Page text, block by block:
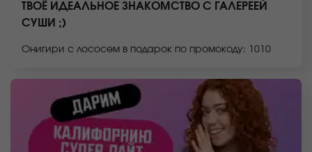
ТВОЁ ИДЕАЛЬНОЕ ЗНАКОМСТВО С ГАЛЕРЕЕЙ
СУШИ ;)
Онигири с лососем в подарок по промокоду: 1010